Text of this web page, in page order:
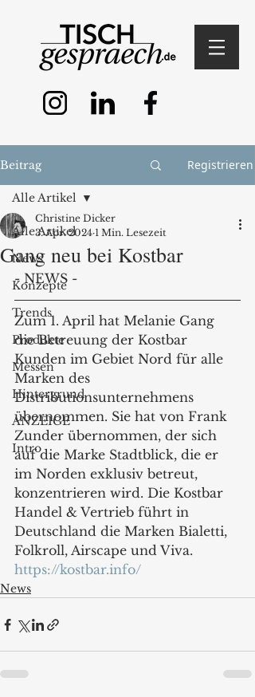
Beitrag Registrieren
Alle Artikel
News
Konzepte
Trends
Produkte
Messen
Hintergrund
ANZEIGE
Intro
Alle Artikel
Gang neu bei Kostbar
Christine Dicker
3. Apr. 2024 1 Min. Lesezeit
- NEWS -
Zum 1. April hat Melanie Gang
die Betreuung der Kostbar
Kunden im Gebiet Nord für alle
Marken des
Distributionsunternehmens
übernommen. Sie hat von Frank
Zunder übernommen, der sich
auf die Marke Stadtblick, die er
im Norden exklusiv betreut,
konzentrieren wird. Die Kostbar
Handel & Vertrieb führt in
Deutschland die Marken Bialetti,
Folkroll, Airscape und Viva.
https://kostbar.info/
News